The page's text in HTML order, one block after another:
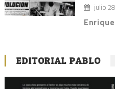
julio
EDITORIAL PABLO